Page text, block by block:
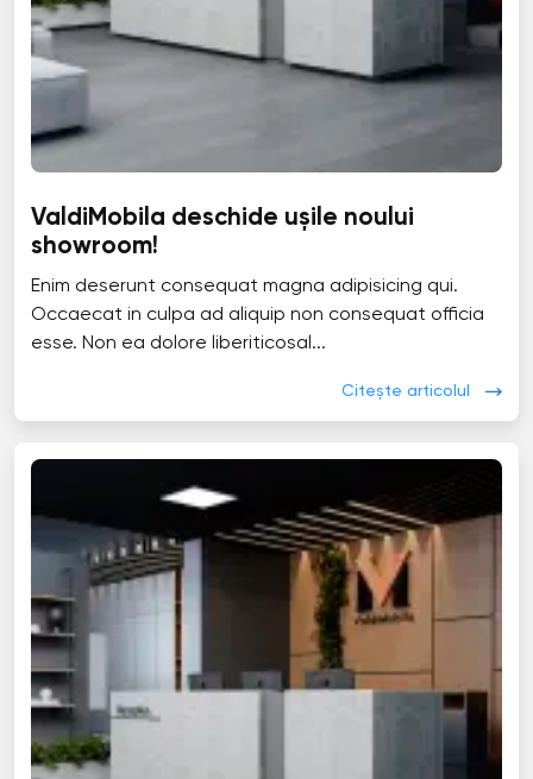
ValdiMobila deschide ușile noului
showroom!
Enim deserunt consequat magna adipisicing qui.
Occaecat in culpa ad aliquip non consequat officia
esse. Non ea dolore liberiticosal...
Citește articolul